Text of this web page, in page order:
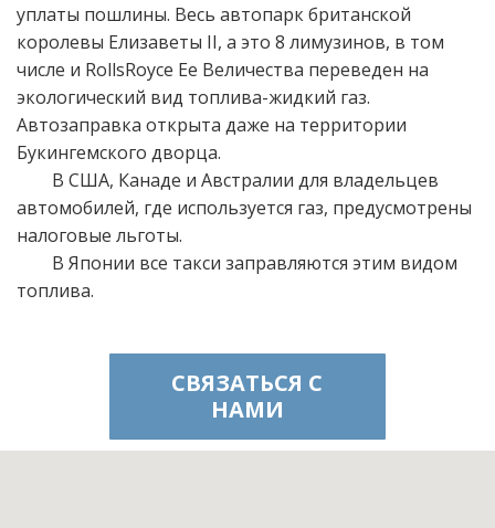
уплаты пошлины. Весь автопарк британской
королевы Елизаветы II, а это 8 лимузинов, в том
числе и RollsRoyce Ее Величества переведен на
экологический вид топлива-жидкий газ.
Автозаправка открыта даже на территории
Букингемского дворца.
В США, Канаде и Австралии для владельцев
автомобилей, где используется газ, предусмотрены
налоговые льготы.
В Японии все такси заправляются этим видом
топлива.
СВЯЗАТЬСЯ С
НАМИ